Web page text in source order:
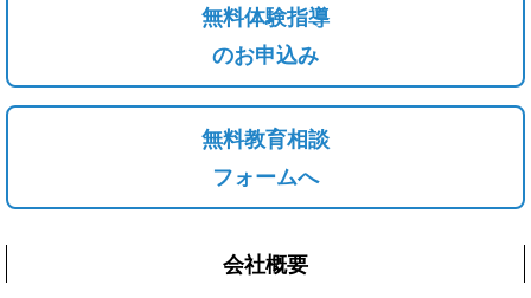
無料体験指導
のお申込み
無料教育相談
フォームへ
会社概要